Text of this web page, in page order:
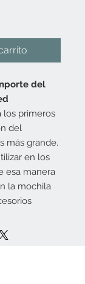
del
los primeros
del
más grande.
en los
esa manera
la mochila